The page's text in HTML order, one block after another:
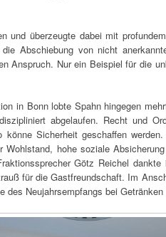
und überzeugte dabei mit
Abschiebung von nicht
Anspruch. Nur ein Beispiel für die
in Bonn lobte Spahn hingegen
abgelaufen. Recht und
Sicherheit geschaffen
hohe soziale
Götz Reichel
für die Gastfreundschaft. Im
des Neujahrsempfangs bei